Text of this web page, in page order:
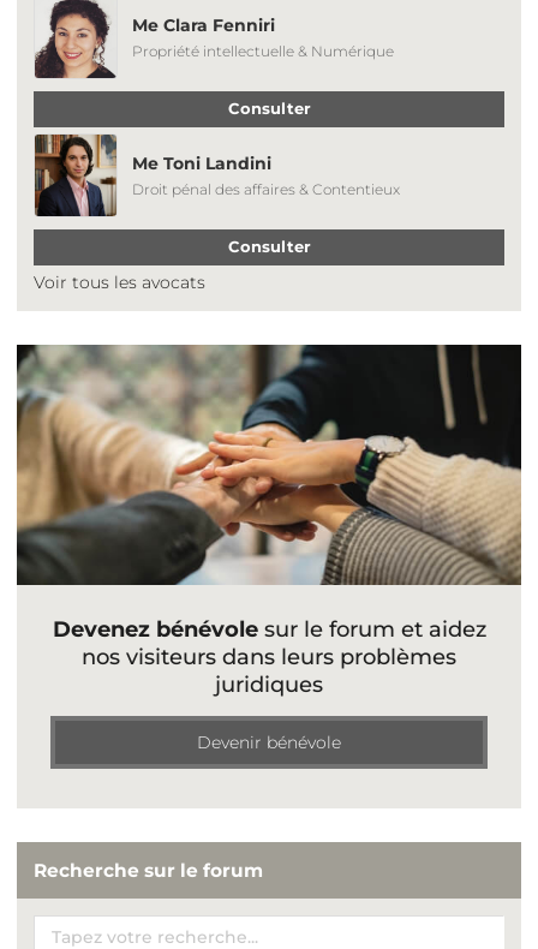
Me Clara Fenniri
Propriété intellectuelle & Numérique
Consulter
Me Toni Landini
Droit pénal des affaires & Contentieux
Consulter
Voir tous les avocats
Devenez bénévolesur le forum et aidez
nos visiteurs dans leurs problèmes
juridiques
Devenir bénévole
Recherche sur le forum